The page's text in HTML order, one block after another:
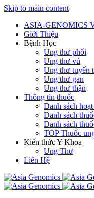
Skip to main content
ASIA-GENOMICS
Giới Thiệu
Bệnh Học
Ung thư phổi
Ung thư vú
Ung thư tuyến
Ung thư gan
Ung thư thận
Thông tin thuốc
Danh sách
Danh sách
Danh sách
TOP Thuốc
Kiến thức Y Khoa
Ung Thư
Liên Hệ